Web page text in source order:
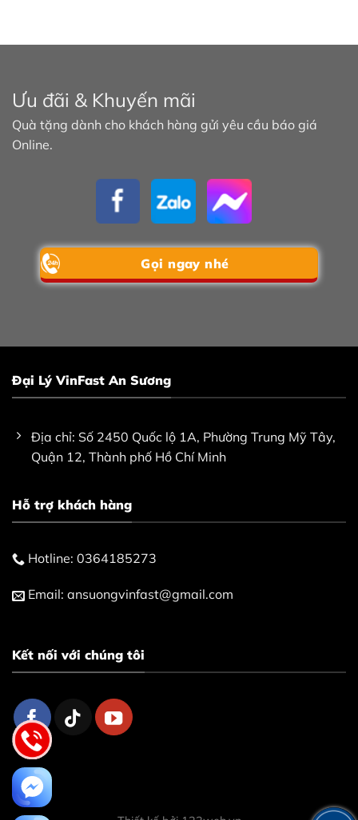
Ưu đãi & Khuyến mãi
Quà tặng dành cho khách hàng gửi yêu cầu báo giá
Online.
Gọi ngay nhé
Đại Lý VinFast An Sương
Địa chỉ: Số 2450 Quốc lộ 1A, Phường Trung Mỹ Tây,
Quận 12, Thành phố Hồ Chí Minh
Hỗ trợ khách hàng
Hotline: 0364185273
Email: ansuongvinfast@gmail.com
Kết nối với chúng tôi